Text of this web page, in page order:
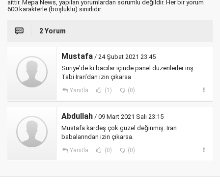
aittir. Mepa News, yapılan yorumlardan sorumlu değildir. Her bir yorum
600 karakterle (boşluklu) sınırlıdır.
2 Yorum
Mustafa / 24 Şubat 2021 23:45
Suriye'de ki bacılar içinde panel düzenlerler inş.
Tabi İran'dan izin çıkarsa
Yanıtla (1) (0)
Abdullah / 09 Mart 2021 Salı 23:15
Mustafa kardeş çok güzel değinmiş. İran
babalarından izin çıkarsa.
Yanıtla (0) (0)